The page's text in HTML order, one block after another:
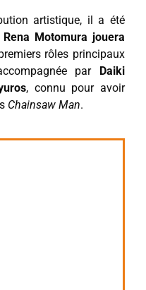
artistique, il a été
Motomura jouera
rôles principaux
par Daiki
, connu pour avoir
Chainsaw Man.